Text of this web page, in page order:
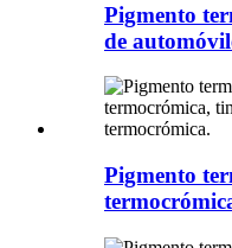
Pigmento
de
Pigmento